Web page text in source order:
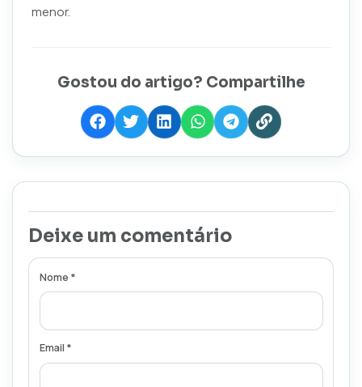
menor.
Gostou do artigo? Compartilhe
Deixe um comentário
Nome *
Email *